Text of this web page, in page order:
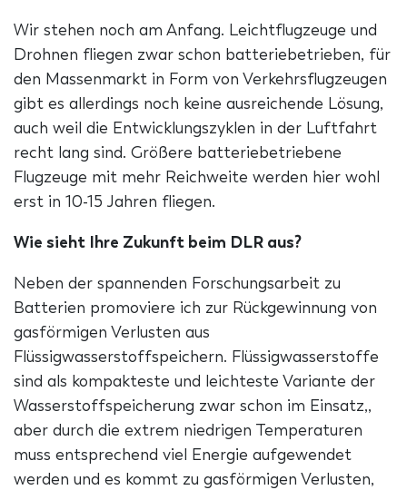
Wir stehen noch am Anfang. Leichtflugzeuge und
Drohnen fliegen zwar schon batteriebetrieben, für
den Massenmarkt in Form von Verkehrsflugzeugen
gibt es allerdings noch keine ausreichende Lösung,
auch weil die Entwicklungszyklen in der Luftfahrt
recht lang sind. Größere batteriebetriebene
Flugzeuge mit mehr Reichweite werden hier wohl
erst in 10-15 Jahren fliegen.
Wie sieht Ihre Zukunft beim DLR aus?
Neben der spannenden Forschungsarbeit zu
Batterien promoviere ich zur Rückgewinnung von
gasförmigen Verlusten aus
Flüssigwasserstoffspeichern. Flüssigwasserstoffe
sind als kompakteste und leichteste Variante der
Wasserstoffspeicherung zwar schon im Einsatz,,
aber durch die extrem niedrigen Temperaturen
muss entsprechend viel Energie aufgewendet
werden und es kommt zu gasförmigen Verlusten,